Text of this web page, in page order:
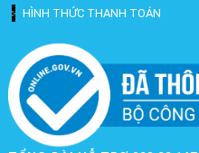
HÌNH THỨC THANH TOÁN